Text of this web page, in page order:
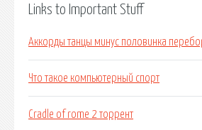
Links to Important Stuff
Аккорды танцы минус половинка
Что такое компьютерный спорт
Cradle of rome 2 торрент